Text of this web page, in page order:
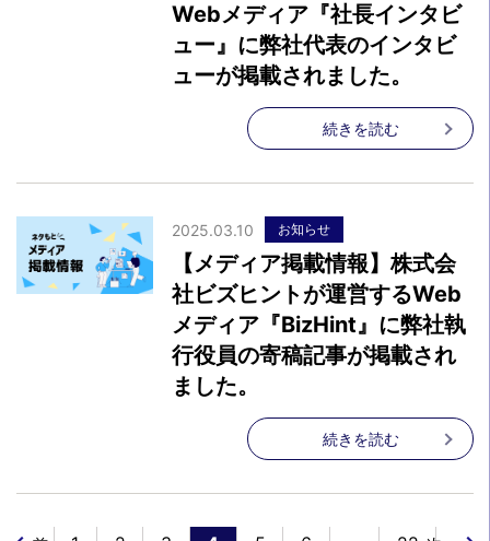
Webメディア『社長インタビ
ュー』に弊社代表のインタビ
ューが掲載されました。
続きを読む
2025.03.10 お知らせ
【メディア掲載情報】株式会
社ビズヒントが運営するWeb
メディア『BizHint』に弊社執
行役員の寄稿記事が掲載され
ました。
続きを読む